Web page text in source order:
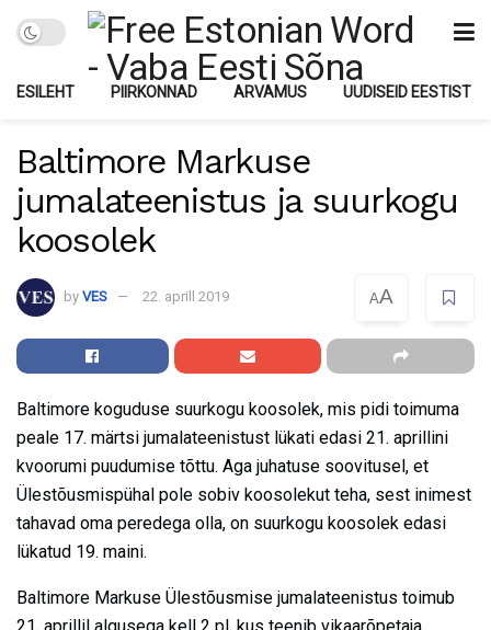
ESILEHT PIIRKONNAD ARVAMUS UUDISEID EESTIST
Baltimore Markuse
jumalateenistus ja suurkogu
koosolek
by VES 22. aprill 2019 AA
Baltimore koguduse suurkogu koosolek, mis pidi toimuma
peale 17. märtsi jumalateenistust lükati edasi 21. aprillini
kvoorumi puudumise tõttu. Aga juhatuse soovitusel, et
Ülestõusmispühal pole sobiv koosolekut teha, sest inimest
tahavad oma peredega olla, on suurkogu koosolek edasi
lükatud 19. maini.
Baltimore Markuse Ülestõusmise jumalateenistus toimub